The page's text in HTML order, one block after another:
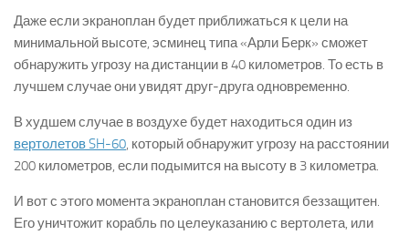
Даже если экраноплан будет приближаться к цели на
минимальной высоте, эсминец типа «Арли Берк» сможет
обнаружить угрозу на дистанции в 40 километров. То есть в
лучшем случае они увидят друг-друга одновременно.
В худшем случае в воздухе будет находиться один из
вертолетов SH-60, который обнаружит угрозу на расстоянии
200 километров, если подымится на высоту в 3 километра.
И вот с этого момента экраноплан становится беззащитен.
Его уничтожит корабль по целеуказанию с вертолета, или